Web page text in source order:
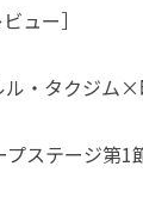
ュー］
ル・タクジム×
プステージ第1